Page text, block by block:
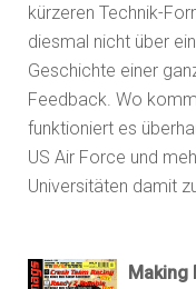
kürzeren Technik-
diesmal nicht über
Geschichte einer
Feedback. Wo
funktioniert es
US Air Force und
Universitäten damit
Making